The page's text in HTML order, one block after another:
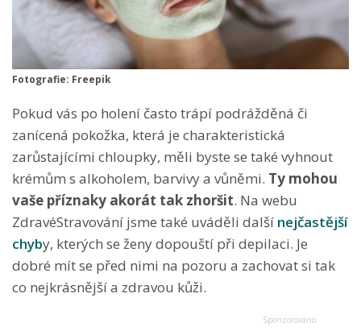
Fotografie: Freepik
Pokud vás po holení často trápí podrážděná či
zanícená pokožka, která je charakteristická
zarůstajícími chloupky, měli byste se také vyhnout
krémům s alkoholem, barvivy a vůněmi. Ty mohou
vaše příznaky akorát tak zhoršit. Na webu
ZdravéStravování jsme také uváděli další nejčastější
chyby, kterých se ženy dopouští při depilaci. Je
dobré mít se před nimi na pozoru a zachovat si tak
co nejkrásnější a zdravou kůži.